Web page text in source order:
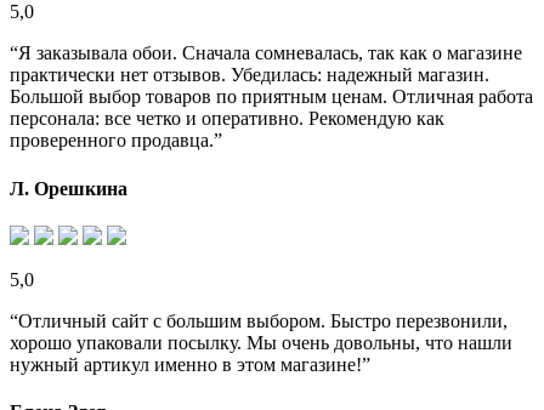
5,0
“Я заказывала обои. Сначала сомневалась, так как о магазине
практически нет отзывов. Убедилась: надежный магазин.
Большой выбор товаров по приятным ценам. Отличная работа
персонала: все четко и оперативно. Рекомендую как
проверенного продавца.”
Л. Орешкина
5,0
“Отличный сайт с большим выбором. Быстро перезвонили,
хорошо упаковали посылку. Мы очень довольны, что нашли
нужный артикул именно в этом магазине!”